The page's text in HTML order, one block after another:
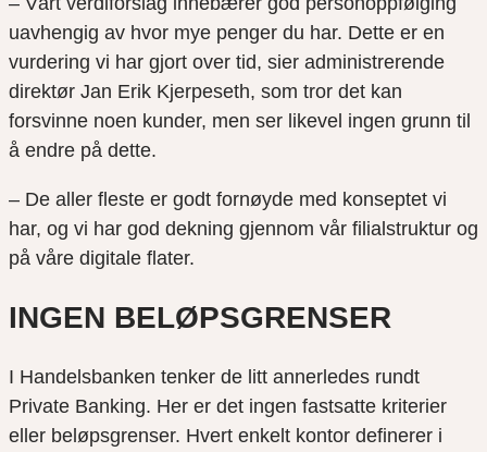
uavhengig av hvor mye penger du har. Dette er en
vurdering vi har gjort over tid, sier administrerende
direktør Jan Erik Kjerpeseth, som tror det kan
forsvinne noen kunder, men ser likevel ingen grunn til
å endre på dette.
– De aller fleste er godt fornøyde med konseptet vi
har, og vi har god dekning gjennom vår filialstruktur og
på våre digitale flater.
INGEN BELØPSGRENSER
I Handelsbanken tenker de litt annerledes rundt
Private Banking. Her er det ingen fastsatte kriterier
eller beløpsgrenser. Hvert enkelt kontor definerer i